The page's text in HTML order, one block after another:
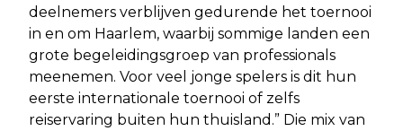
deelnemers verblijven gedurende het toernooi
in en om Haarlem, waarbij sommige landen een
grote begeleidingsgroep van professionals
meenemen. Voor veel jonge spelers is dit hun
eerste internationale toernooi of zelfs
reiservaring buiten hun thuisland.” Die mix van